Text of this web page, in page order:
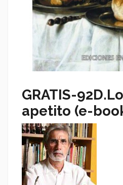
GRATIS-
apetito (e-